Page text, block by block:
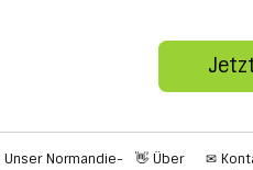
Unser Normandie-
👋 Über
✉